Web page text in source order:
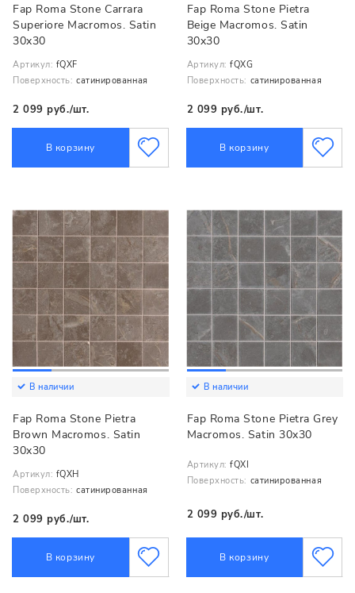
Fap Roma Stone Carrara
Superiore Macromos. Satin
30x30
Артикул: fQXF
Поверхность: сатинированная
2 099 руб./шт.
В корзину
Fap Roma Stone Pietra
Beige Macromos. Satin
30x30
Артикул: fQXG
Поверхность: сатинированная
2 099 руб./шт.
В корзину
В наличии
Fap Roma Stone Pietra
Brown Macromos. Satin
30x30
Артикул: fQXH
Поверхность: сатинированная
2 099 руб./шт.
В корзину
В наличии
Fap Roma Stone Pietra Grey
Macromos. Satin 30x30
Артикул: fQXI
Поверхность: сатинированная
2 099 руб./шт.
В корзину